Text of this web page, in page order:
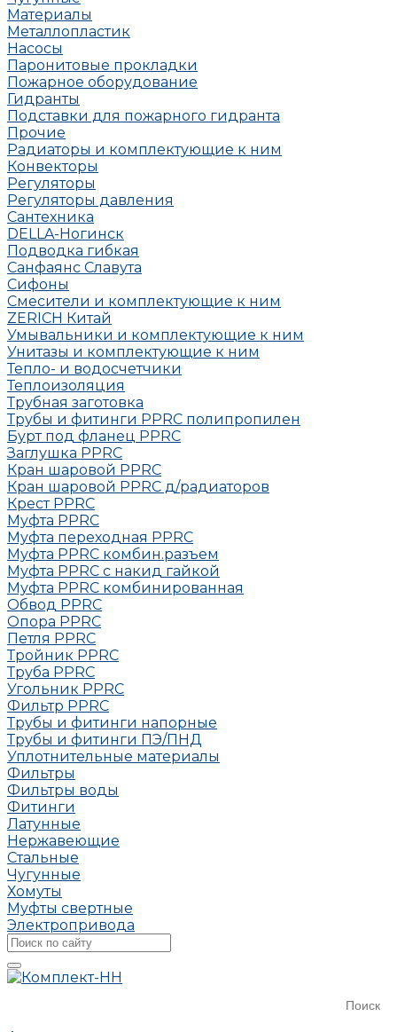
Материалы
Металлопластик
Насосы
Паронитовые прокладки
Пожарное оборудование
Гидранты
Подставки для пожарного гидранта
Прочие
Радиаторы и комплектующие к ним
Конвекторы
Регуляторы
Регуляторы давления
Сантехника
DELLA-Ногинск
Подводка гибкая
Санфаянс Славута
Сифоны
Смесители и комплектующие к ним
ZERICH Китай
Умывальники и комплектующие к ним
Унитазы и комплектующие к ним
Тепло- и водосчетчики
Теплоизоляция
Трубная заготовка
Трубы и фитинги PPRC полипропилен
Бурт под фланец РРRC
Заглушка РРRC
Кран шаровой PPRC
Кран шаровой PPRC д/радиаторов
Крест PPRC
Муфта PPRC
Муфта переходная PPRC
Муфта РРRC комбин.разъем
Муфта PPRC с накид гайкой
Муфта РРRC комбинированная
Обвод РРRC
Опора РРRC
Петля РРRC
Тройник РРRC
Труба РРRC
Угольник РРRC
Фильтр PPRC
Трубы и фитинги напорные
Трубы и фитинги ПЭ/ПНД
Уплотнительные материалы
Фильтры
Фильтры воды
Фитинги
Латунные
Нержавеющие
Стальные
Чугунные
Хомуты
Муфты свертные
Электропривода